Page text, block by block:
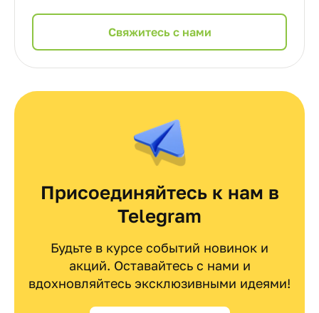
Cвяжитесь с нами
Присоединяйтесь к нам в
Telegram
Будьте в курсе событий новинок и
акций. Оставайтесь с нами и
вдохновляйтесь эксклюзивными идеями!